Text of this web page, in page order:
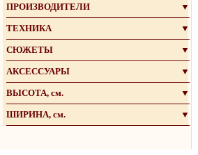
ПРОИЗВОДИТЕЛИ
▼
ТЕХНИКА ▼
СЮЖЕТЫ ▼
АКСЕССУАРЫ ▼
ВЫСОТА, см. ▼
ШИРИНА, см. ▼